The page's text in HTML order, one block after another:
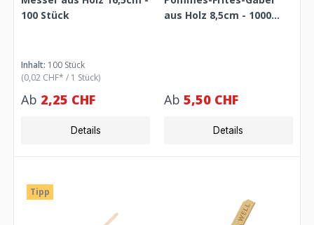
100 Stück
Inhalt: 100 Stück
(0,02 CHF* / 1 Stück)
Ab 2,25 CHF
Details
aus Holz 8,5cm - 1000
Ab 5,50 CHF
Details
Tipp